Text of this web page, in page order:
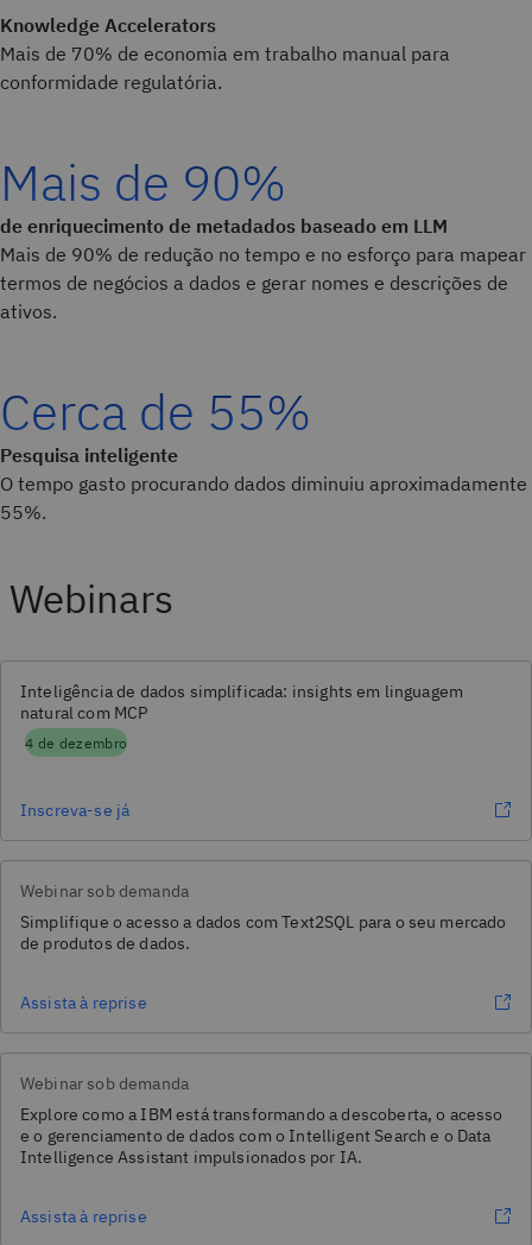
Knowledge Accelerators
Mais de 70% de economia em trabalho manual para
conformidade regulatória.
Mais de 90%
de enriquecimento de metadados baseado em LLM
Mais de 90% de redução no tempo e no esforço para mapear
termos de negócios a dados e gerar nomes e descrições de
ativos.
Cerca de 55%
Pesquisa inteligente
O tempo gasto procurando dados diminuiu aproximadamente
55%.
Webinars
Inteligência de dados simplificada: insights em linguagem
natural com MCP
4 de dezembro
Inscreva-se já
Webinar sob demanda
Simplifique o acesso a dados com Text2SQL para o seu mercado
de produtos de dados.
Assista à reprise
Webinar sob demanda
Explore como a IBM está transformando a descoberta, o acesso
e o gerenciamento de dados com o Intelligent Search e o Data
Intelligence Assistant impulsionados por IA.
Assista à reprise